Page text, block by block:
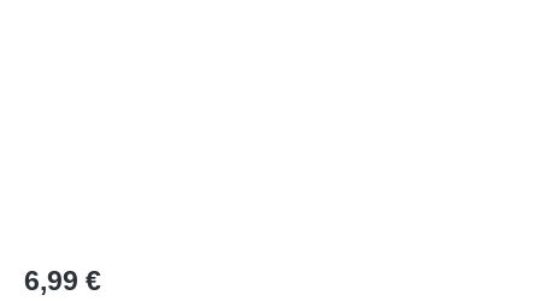
Regulärer Preis:
6,99 €